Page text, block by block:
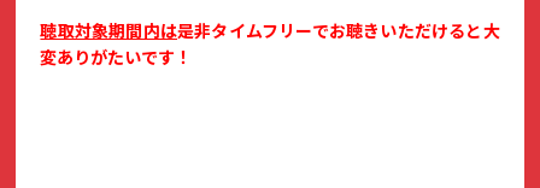
聴取対象期間内は是非タイムフリーでお聴きいただけると大
変ありがたいです！